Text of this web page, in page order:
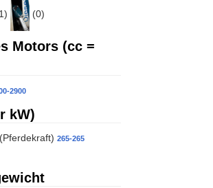
(0)
Motors (cc =
2900
kW)
(Pferdekraft) 265-265